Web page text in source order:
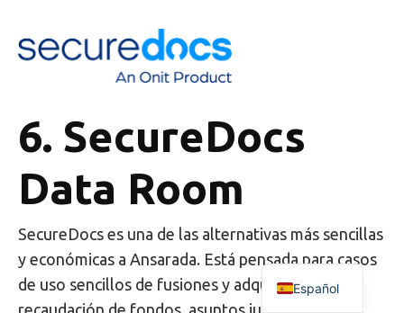
6. SecureDocs
Data Room
SecureDocs es una de las alternativas más sencillas
y económicas a Ansarada. Está pensada para casos
de uso sencillos de fusiones y adquisiciones,
recaudación de fondos, asuntos jurídicos y
Español